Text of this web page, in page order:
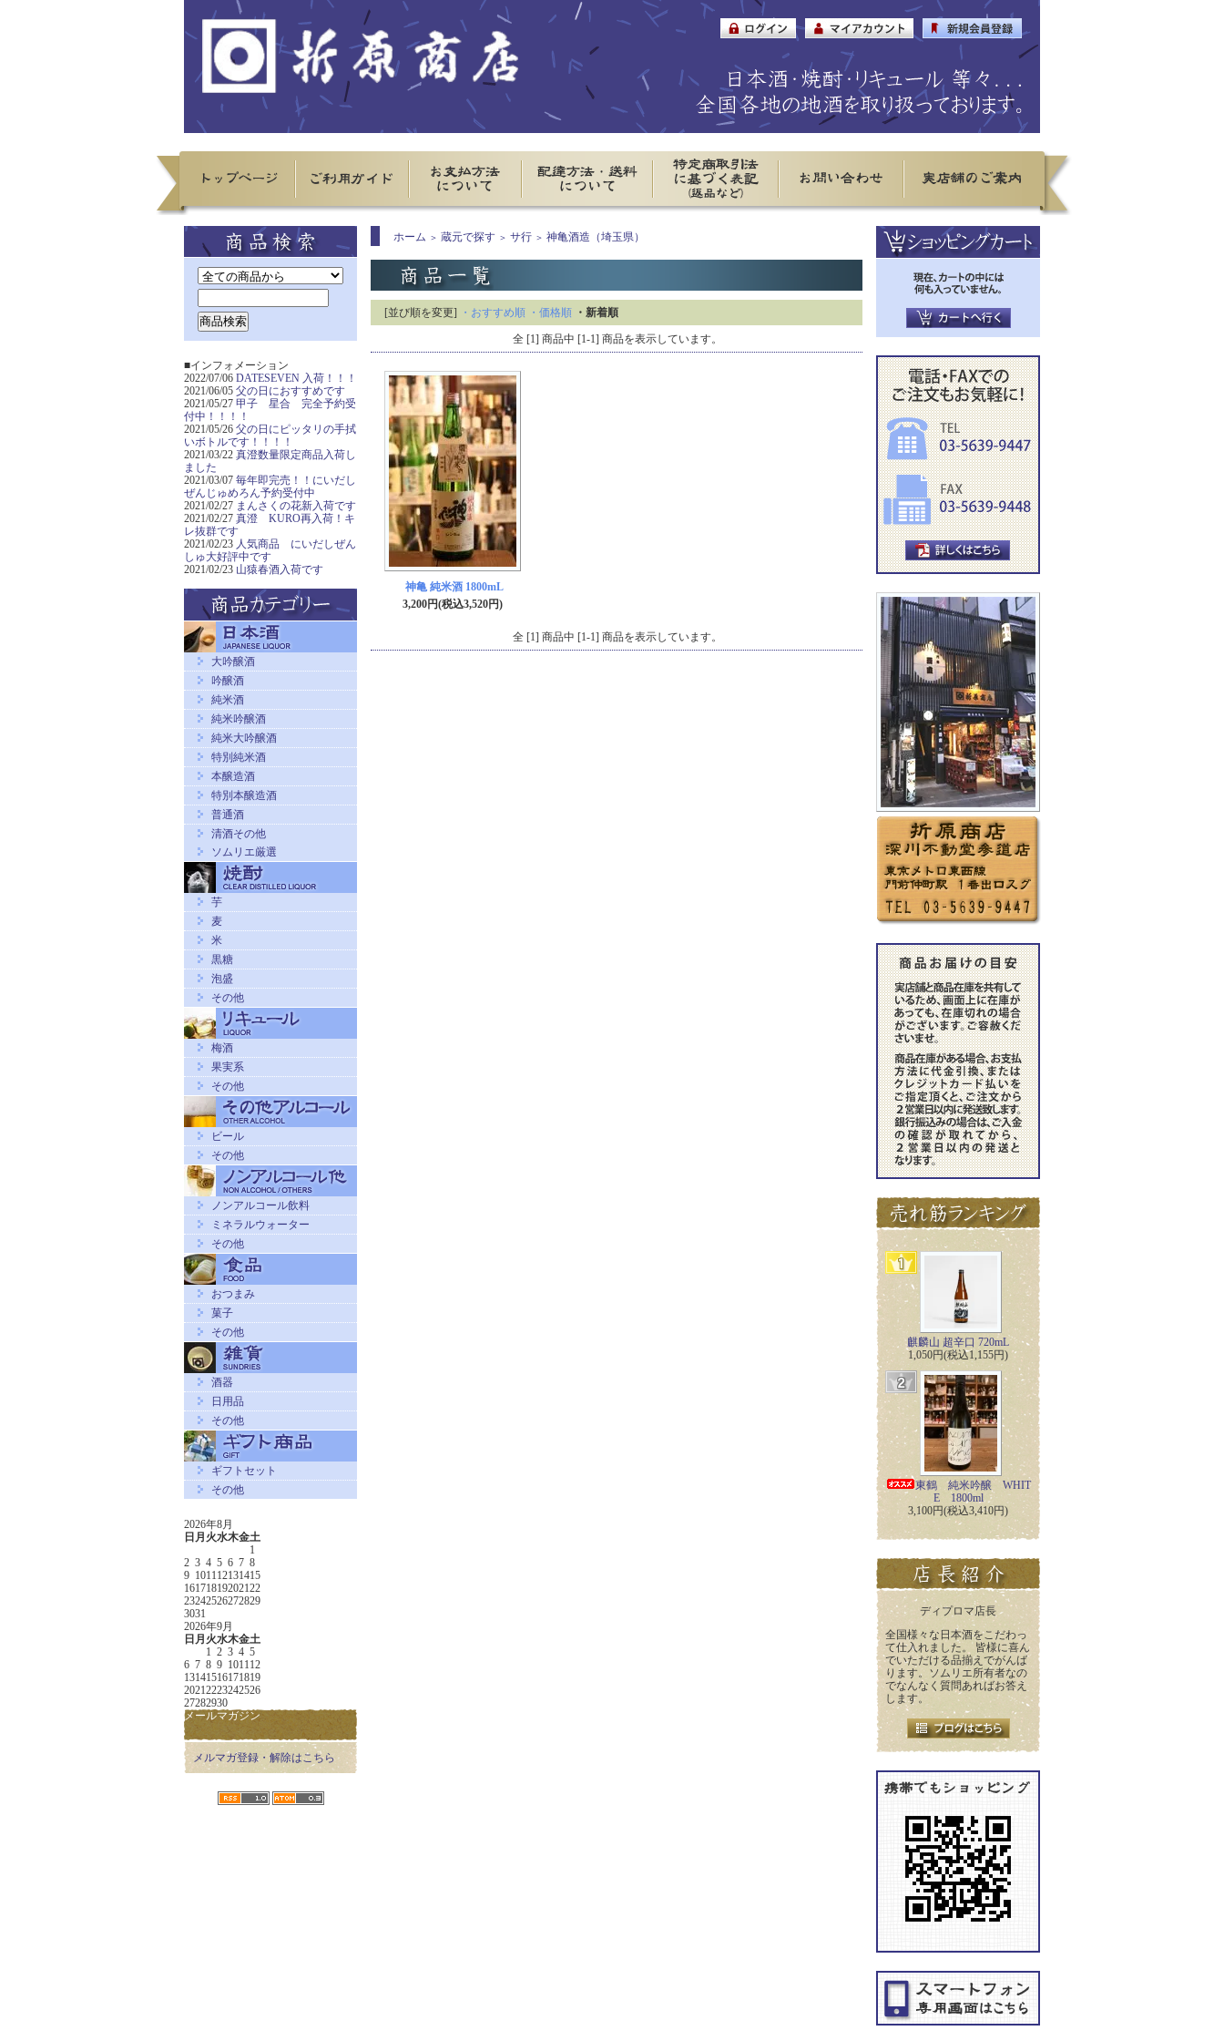
■インフォメーション
2022/07/06 DATESEVEN 入荷！！！
2021/06/05 父の日におすすめです
2021/05/27 甲子 星合 完全予約受
付中！！！！
2021/05/26 父の日にピッタリの手拭
いボトルです！！！！
2021/03/22 真澄数量限定商品入荷し
ました
2021/03/07 毎年即完売！！にいだし
ぜんじゅめろん予約受付中
2021/02/27 まんさくの花新入荷です
2021/02/27 真澄 KURO再入荷！キ
レ抜群です
2021/02/23 人気商品 にいだしぜん
しゅ大好評中です
2021/02/23 山猿春酒入荷です
大吟醸酒
吟醸酒
純米酒
純米吟醸酒
純米大吟醸酒
特別純米酒
本醸造酒
特別本醸造酒
普通酒
清酒その他
ソムリエ厳選
芋
麦
米
黒糖
泡盛
その他
梅酒
果実系
その他
ビール
その他
ノンアルコール飲料
ミネラルウォーター
その他
おつまみ
菓子
その他
酒器
日用品
その他
ギフトセット
その他
2026年8月
日 月 火水木金土
1
2 3 4 5 6 7 8
9 101112131415
16171819202122
23242526272829
3031
2026年9月
日 月 火水木金土
1 2 3 4 5
6 7 8 9 101112
13141516171819
20212223242526
27282930
メールマガジン
メルマガ登録・解除はこちら
ホーム ＞ 蔵元で探す ＞ サ行 ＞ 神亀酒造（埼玉県）
[並び順を変更] ・おすすめ順 ・価格順 ・新着順
全 [1] 商品中 [1-1] 商品を表示しています。
神亀 純米酒 1800mL
3,200円(税込3,520円)
全 [1] 商品中 [1-1] 商品を表示しています。
麒麟山 超辛口 720mL
1,050円(税込1,155円)
東鶴 純米吟醸 WHIT
E 1800ml
3,100円(税込3,410円)
ディプロマ店長
全国様々な日本酒をこだわっ
て仕入れました。 皆様に喜ん
でいただける品揃えでがんば
ります。ソムリエ所有者なの
でなんなく質問あればお答え
します。